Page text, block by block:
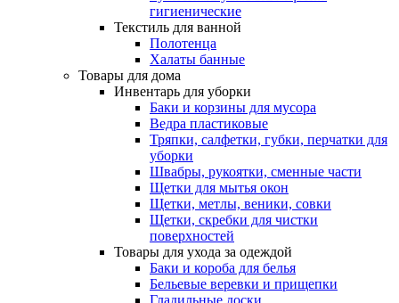
гигиенические
Текстиль для ванной
Полотенца
Халаты банные
Товары для дома
Инвентарь для уборки
Баки и корзины для мусора
Ведра пластиковые
Тряпки, салфетки, губки, перчатки для
уборки
Швабры, рукоятки, сменные части
Щетки для мытья окон
Щетки, метлы, веники, совки
Щетки, скребки для чистки
поверхностей
Товары для ухода за одеждой
Баки и короба для белья
Бельевые веревки и прищепки
Гладильные доски